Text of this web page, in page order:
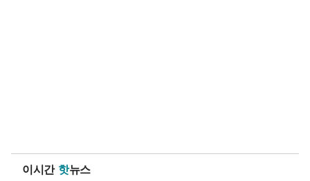
이시간 핫뉴스